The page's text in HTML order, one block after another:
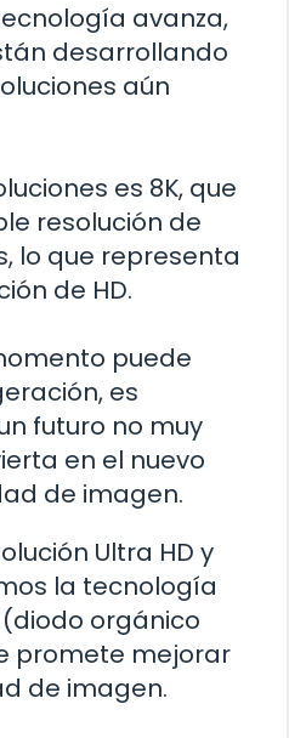
avanza,
desarrollando
aún
es 8K, que
resolución de
lo que representa
de HD.
puede
es
futuro no muy
en el nuevo
de imagen.
Ultra HD y
la tecnología
orgánico
promete mejorar
de imagen.